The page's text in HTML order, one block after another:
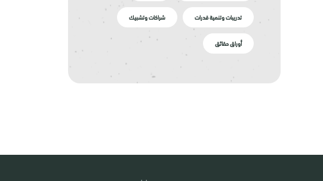
تدريبات وتنمية قدرات شراكات وتشبيك
أوراق حقائق